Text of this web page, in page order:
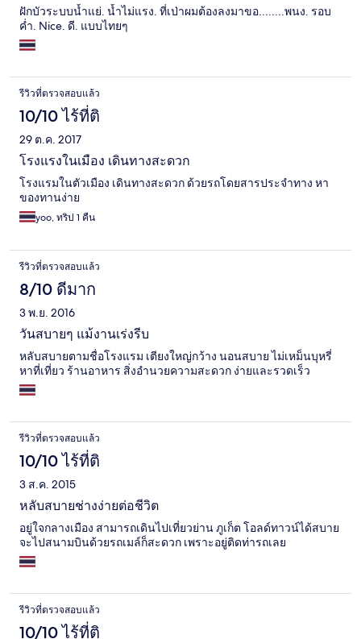
ฝักบัวระบบน้ำแย่. น้ำไม่แรง. ที่เป่าผมต้องลงมาขอ........พนง. รอบ
ค่ำ. Nice. ดี. แบบไทยๆ
รีวิวที่ตรวจสอบแล้ว
10/10 ไร้ที่ติ
29 ต.ค. 2017
โรงแรงในเมือง เดินทางสะดวก
โรงแรมในตัวเมือง เดินทางสะดวก ด้วยรถโดยสารประจำทาง หา
ของทานง่าย
yoo, ทริป 1 คืน
รีวิวที่ตรวจสอบแล้ว
8/10 ดีมาก
3 พ.ย. 2016
วันสบายๆ แม้งานเร่งรีบ
หลับสบายตามชื่อโรงแรม เตียงใหญ่กว้าง นอนสบาย ไม่เหม็นบุหรี่
หาที่เที่ยว ร้านอาหาร สิ่งอำนวยความสะดวก ง่ายและรวดเร็ว
รีวิวที่ตรวจสอบแล้ว
10/10 ไร้ที่ติ
3 ส.ค. 2015
หลับสบายช่างง่ายต่อชีวิต
อยู่ใจกลางเมือง สามารถเดินไปเที่ยวย่าน ภูเก็ต โอลด์ทาวน์ได้สบาย
จะไปสนามบินด้วยรถเมล์ก็สะดวก เพราะอยู่ติดท่ารถเลย
รีวิวที่ตรวจสอบแล้ว
10/10 ไร้ที่ติ